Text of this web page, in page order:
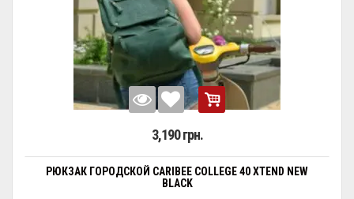
3,190 грн.
РЮКЗАК ГОРОДСКОЙ CARIBEE COLLEGE 40 XTEND NEW
BLACK